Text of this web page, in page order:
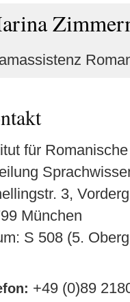
für
3,
München
S 508 (5.
+49 (0)89